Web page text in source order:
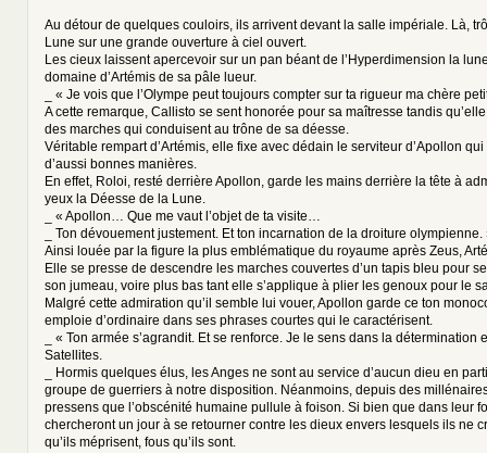
Au détour de quelques couloirs, ils arrivent devant la salle impériale. Là,
Lune sur une grande ouverture à ciel ouvert.
Les cieux laissent apercevoir sur un pan béant de l’Hyperdimension la
domaine d’Artémis de sa pâle lueur.
_ « Je vois que l’Olympe peut toujours compter sur ta rigueur ma chère
A cette remarque, Callisto se sent honorée pour sa maîtresse tandis
des marches qui conduisent au trône de sa déesse.
Véritable rempart d’Artémis, elle fixe avec dédain le serviteur d’Apollon
d’aussi bonnes manières.
En effet, Roloi, resté derrière Apollon, garde les mains derrière la tête à
yeux la Déesse de la Lune.
_ « Apollon… Que me vaut l’objet de ta visite…
_ Ton dévouement justement. Et ton incarnation de la droiture olympienne.
Ainsi louée par la figure la plus emblématique du royaume après Zeus,
Elle se presse de descendre les marches couvertes d’un tapis bleu pour
son jumeau, voire plus bas tant elle s’applique à plier les genoux pour le
Malgré cette admiration qu’il semble lui vouer, Apollon garde ce ton
emploie d’ordinaire dans ses phrases courtes qui le caractérisent.
_ « Ton armée s’agrandit. Et se renforce. Je le sens dans la détermination
Satellites.
_ Hormis quelques élus, les Anges ne sont au service d’aucun dieu en
groupe de guerriers à notre disposition. Néanmoins, depuis des
pressens que l’obscénité humaine pullule à foison. Si bien que dans leur
chercheront un jour à se retourner contre les dieux envers lesquels ils ne
qu’ils méprisent, fous qu’ils sont.